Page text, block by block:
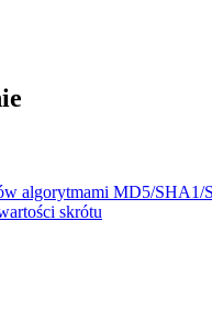
algorytmami MD5/SHA1/
skrótu